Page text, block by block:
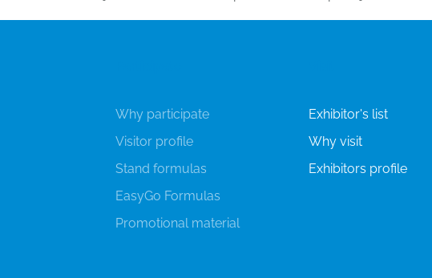
Why participate
Visitor profile
Stand formulas
EasyGo Formulas
Promotional material
Exhibitor's list
Why visit
Exhibitors profile